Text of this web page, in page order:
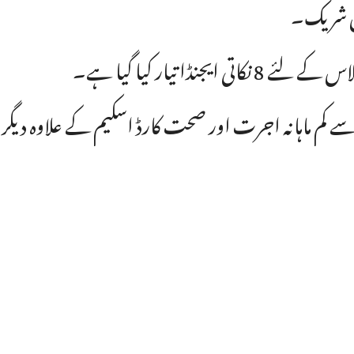
شریک۔
8 نکاتی ایجنڈا تیار کیا گیا ہے۔
کم ماہانہ اجرت اور صحت کارڈ اسکیم کے علاوہ